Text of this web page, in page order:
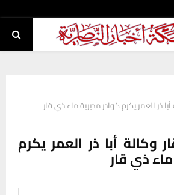
ذر العمر يكرم كوادر مديرية ماء ذي قار
أبا ذر العمر يكرم
ذي قار